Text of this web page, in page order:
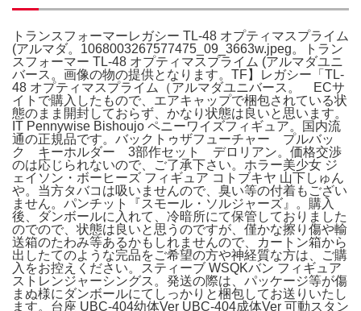
トランスフォーマーレガシー TL-48 オプティマスプライム
(アルマダ。1068003267577475_09_3663w.jpeg。トラン
スフォーマー TL-48 オプティマスプライム (アルマダユニ
バース。画像の物の提供となります。TF】レガシー「TL-
48 オプティマスプライム（アルマダユニバース。 ECサ
イトで購入したもので、エアキャップで梱包されている状
態のまま開封しておらず、かなり状態は良いと思います。
IT Pennywise Bishoujo ペニーワイズフィギュア。国内流
通の正規品です。バックトゥザフューチャー プルバッ
ク キーホルダー 3部作セット デロリアン。価格交渉
のは応じられないので、ご了承下さい。ホラー美少女 ジ
ェイソン・ボーヒーズ フィギュア コトブキヤ 山下しゅん
や。当方タバコは吸いませんので、臭い等の付着もござい
ません。パンチット『スモール・ソルジャーズ』。購入
後、ダンボールに入れて、冷暗所にて保管しておりました
のでので、状態は良いと思うのですが、僅かな擦り傷や輸
送箱のたわみ等あるかもしれませんので、カートン箱から
出したてのような完品をご希望の方や神経質な方は、ご購
入をお控えください。スティーブ WSQKバン フィギュア
ストレンジャーシングス。発送の際は、パッケージ等が傷
まぬ様にダンボールにてしっかりと梱包してお送りいたし
ます。台座 UBC-404幼体Ver UBC-404成体Ver 可動スタン